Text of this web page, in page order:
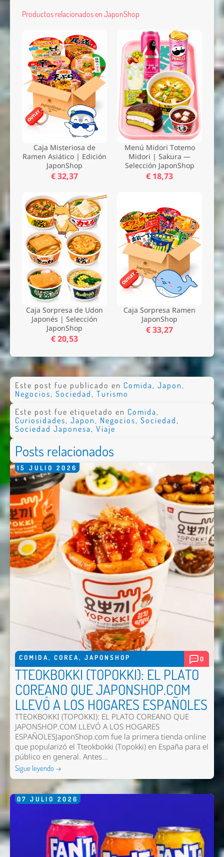
Productos relacionados en JaponShop
Caja Misteriosa de
Ramen Asiático | Edición
JaponShop
€ 32,37
Menú Midori Totemo
Midori | Sakura —
Selección JaponShop
€ 18,73
Caja Sorpresa de Udon
Japonés | Selección
JaponShop
€ 20,53
Caja Sorpresa Ramen
JaponShop
€ 33,27
Este post fue publicado en Comida, Japon,
Negocios, Sociedad, Turismo
Este post fue etiquetado en Comida,
Curiosidades, Japon, Negocios, Sociedad,
Sociedad Japonesa, Viaje
Posts relacionados
15 JULIO 2026
COMIDA, COREA, JAPONSHOP 0
TTEOKBOKKI (TOPOKKI): EL PLATO
COREANO QUE JAPONSHOP.COM
LLEVÓ A LOS HOGARES ESPAÑOLES
TTEOKBOKKI (TOPOKKI): EL PLATO COREANO QUE
JAPONSHOP.COM LLEVÓ A LOS HOGARES
ESPAÑOLESJaponShop.com fue la primera tienda online
que popularizó el Tteokbokki (Topokki) en España para el
público en general. Antes...
Sigue leyendo →
07 JULIO 2026
Nombre *
Email *
Comentario *